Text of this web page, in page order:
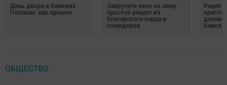
День двора в Камских
Полянах: как прошел
Закрутите лечо на зиму:
простой рецепт из
болгарского перца и
помидоров
ОБЩЕСТВО